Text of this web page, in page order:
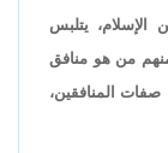
الإسلام، يتلبس
من هو منافق
صفات المنافقين،